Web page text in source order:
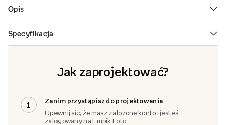
Jak zaprojektować?
1
Zanim przystąpisz do projektowania
Upewnij się, że masz założone konto i jesteś
zalogowany na Empik Foto.